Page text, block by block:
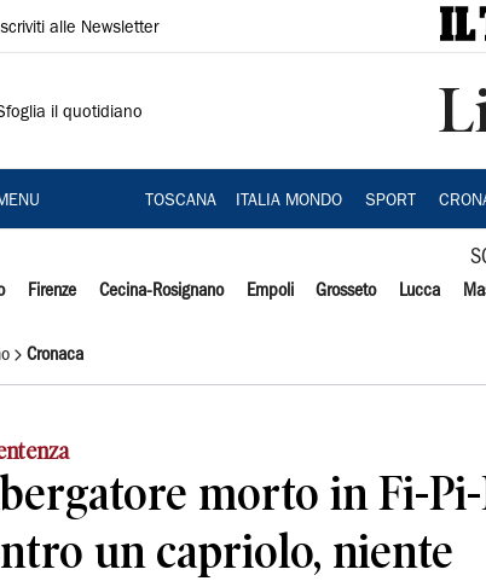
alle Newsletter
il quotidiano
TOSCANA ITALIA MONDO SPORT
Firenze Cecina-Rosignano Empoli Grosseto Lucca
Cronaca
morto in Fi-
un capriolo, niente